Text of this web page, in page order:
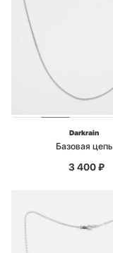
Darkrain
Базовая цепь
3 400₽